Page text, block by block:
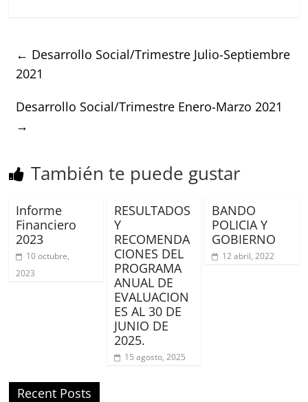
← Desarrollo Social/Trimestre Julio-Septiembre
2021
Desarrollo Social/Trimestre Enero-Marzo 2021
→
También te puede gustar
Informe
Financiero
2023
10 octubre,
2023
RESULTADOS
Y
RECOMENDA
CIONES DEL
PROGRAMA
ANUAL DE
EVALUACION
ES AL 30 DE
JUNIO DE
2025.
15 agosto, 2025
BANDO
POLICIA Y
GOBIERNO
12 abril, 2022
Recent Posts